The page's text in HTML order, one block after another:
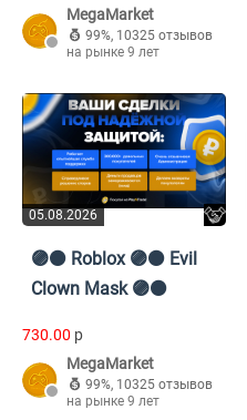
MegaMarket
99%, 10325 отзывов
на рынке 9 лет
05.08.2026
🟣⚫️ Roblox 🟣⚫️ Evil
Clown Mask 🟣⚫️
730.00 p
MegaMarket
99%, 10325 отзывов
на рынке 9 лет